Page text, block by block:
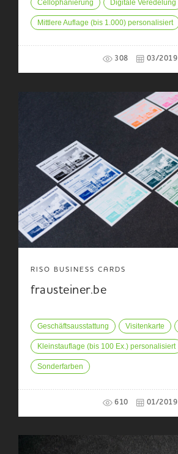
Cellophanierung Digitale Veredelung
Mittlere Auflage (bis 1.000) personalisiert
308 03/2019
RISO BUSINESS CARDS
frausteiner.be
Geschäftsausstattung Visitenkarte
Kleinstauflage (bis 100 Ex.) personalisiert
Sonderfarben
610 01/2019